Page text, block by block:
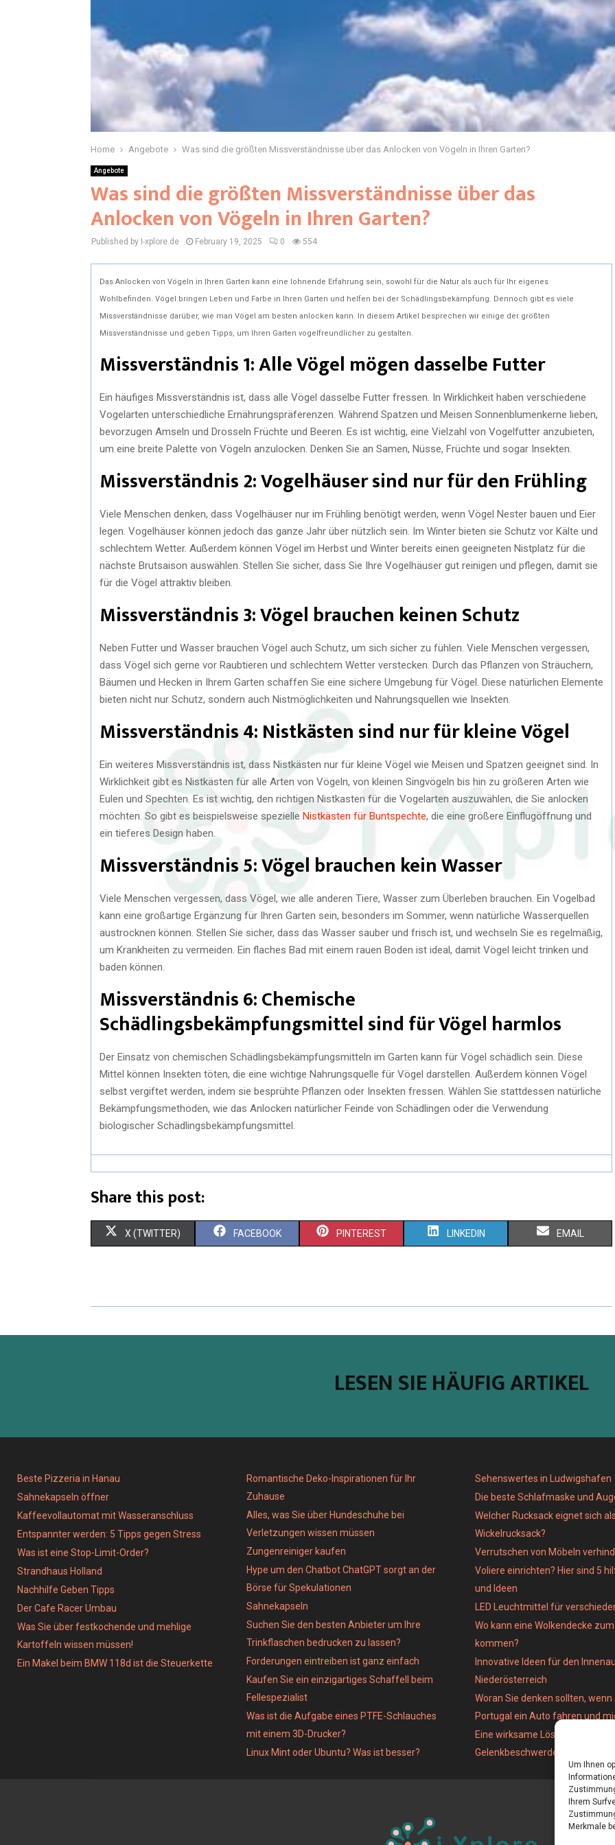
Um Ihnen
Ihrem
Merkmale
Home Angebote Was sind die größten Missverständnisse über das Anlocken von Vögeln in Ihren Garten?
Angebote
Was sind die größten Missverständnisse über das
Anlocken von Vögeln in Ihren Garten?
Published by I-xplore.de February 19, 2025 0 554
Das Anlocken von Vögeln in Ihren Garten kann eine lohnende Erfahrung sein, sowohl für die Natur als auch für Ihr eigenes
Wohlbefinden. Vögel bringen Leben und Farbe in Ihren Garten und helfen bei der Schädlingsbekämpfung. Dennoch gibt es viele
Missverständnisse darüber, wie man Vögel am besten anlocken kann. In diesem Artikel besprechen wir einige der größten
Missverständnisse und geben Tipps, um Ihren Garten vogelfreundlicher zu gestalten.
Missverständnis 1: Alle Vögel mögen dasselbe Futter
Ein häufiges Missverständnis ist, dass alle Vögel dasselbe Futter fressen. In Wirklichkeit haben verschiedene
Vogelarten unterschiedliche Ernährungspräferenzen. Während Spatzen und Meisen Sonnenblumenkerne lieben,
bevorzugen Amseln und Drosseln Früchte und Beeren. Es ist wichtig, eine Vielzahl von Vogelfutter anzubieten,
um eine breite Palette von Vögeln anzulocken. Denken Sie an Samen, Nüsse, Früchte und sogar Insekten.
Missverständnis 2: Vogelhäuser sind nur für den Frühling
Viele Menschen denken, dass Vogelhäuser nur im Frühling benötigt werden, wenn Vögel Nester bauen und Eier
legen. Vogelhäuser können jedoch das ganze Jahr über nützlich sein. Im Winter bieten sie Schutz vor Kälte und
schlechtem Wetter. Außerdem können Vögel im Herbst und Winter bereits einen geeigneten Nistplatz für die
nächste Brutsaison auswählen. Stellen Sie sicher, dass Sie Ihre Vogelhäuser gut reinigen und pflegen, damit sie
für die Vögel attraktiv bleiben.
Missverständnis 3: Vögel brauchen keinen Schutz
Neben Futter und Wasser brauchen Vögel auch Schutz, um sich sicher zu fühlen. Viele Menschen vergessen,
dass Vögel sich gerne vor Raubtieren und schlechtem Wetter verstecken. Durch das Pflanzen von Sträuchern,
Bäumen und Hecken in Ihrem Garten schaffen Sie eine sichere Umgebung für Vögel. Diese natürlichen Elemente
bieten nicht nur Schutz, sondern auch Nistmöglichkeiten und Nahrungsquellen wie Insekten.
Missverständnis 4: Nistkästen sind nur für kleine Vögel
Ein weiteres Missverständnis ist, dass Nistkästen nur für kleine Vögel wie Meisen und Spatzen geeignet sind. In
Wirklichkeit gibt es Nistkästen für alle Arten von Vögeln, von kleinen Singvögeln bis hin zu größeren Arten wie
Eulen und Spechten. Es ist wichtig, den richtigen Nistkasten für die Vogelarten auszuwählen, die Sie anlocken
möchten. So gibt es beispielsweise spezielle Nistkästen für Buntspechte, die eine größere Einflugöffnung und
ein tieferes Design haben.
Missverständnis 5: Vögel brauchen kein Wasser
Viele Menschen vergessen, dass Vögel, wie alle anderen Tiere, Wasser zum Überleben brauchen. Ein Vogelbad
kann eine großartige Ergänzung für Ihren Garten sein, besonders im Sommer, wenn natürliche Wasserquellen
austrocknen können. Stellen Sie sicher, dass das Wasser sauber und frisch ist, und wechseln Sie es regelmäßig,
um Krankheiten zu vermeiden. Ein flaches Bad mit einem rauen Boden ist ideal, damit Vögel leicht trinken und
baden können.
Missverständnis 6: Chemische
Schädlingsbekämpfungsmittel sind für Vögel harmlos
Der Einsatz von chemischen Schädlingsbekämpfungsmitteln im Garten kann für Vögel schädlich sein. Diese
Mittel können Insekten töten, die eine wichtige Nahrungsquelle für Vögel darstellen. Außerdem können Vögel
selbst vergiftet werden, indem sie besprühte Pflanzen oder Insekten fressen. Wählen Sie stattdessen natürliche
Bekämpfungsmethoden, wie das Anlocken natürlicher Feinde von Schädlingen oder die Verwendung
biologischer Schädlingsbekämpfungsmittel.
Share this post:
X (TWITTER) FACEBOOK PINTEREST LINKEDIN EMAIL
LESEN SIE HÄUFIG ARTIKEL
Beste Pizzeria in Hanau
Sahnekapseln öffner
Kaffeevollautomat mit Wasseranschluss
Entspannter werden: 5 Tipps gegen Stress
Was ist eine Stop-Limit-Order?
Strandhaus Holland
Nachhilfe Geben Tipps
Der Cafe Racer Umbau
Was Sie über festkochende und mehlige
Kartoffeln wissen müssen!
Ein Makel beim BMW 118d ist die Steuerkette
Romantische Deko-Inspirationen für Ihr
Zuhause
Alles, was Sie über Hundeschuhe bei
Verletzungen wissen müssen
Zungenreiniger kaufen
Hype um den Chatbot ChatGPT sorgt an der
Börse für Spekulationen
Sahnekapseln
Suchen Sie den besten Anbieter um Ihre
Trinkflaschen bedrucken zu lassen?
Forderungen eintreiben ist ganz einfach
Kaufen Sie ein einzigartiges Schaffell beim
Fellespezialist
Was ist die Aufgabe eines PTFE-Schlauches
mit einem 3D-Drucker?
Linux Mint oder Ubuntu? Was ist besser?
Sehenswertes in Ludwigshafen
Die beste Schlafmaske und
Welcher Rucksack eignet sich als
Wickelrucksack?
Verrutschen von Möbeln
Voliere einrichten? Hier sind 5
und Ideen
LED Leuchtmittel für
Wo kann eine Wolkendecke
kommen?
Innovative Ideen für den
Niederösterreich
Woran Sie denken sollten, wenn
Portugal ein Auto fahren und
Eine wirksame Lösung für
Gelenkbeschwerden